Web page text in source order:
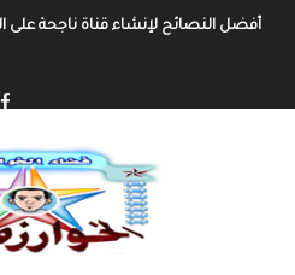
إنشاء قناة يوتيوب حول موضوع تهتم به
كيفية إنشاء مدونة و الربح مهنا
إنشاء المحتوى الرقمي و الربح منه